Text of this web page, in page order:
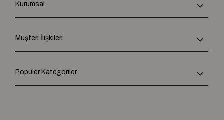
Kurumsal
Müşteri İlişkileri
Popüler Kategoriler